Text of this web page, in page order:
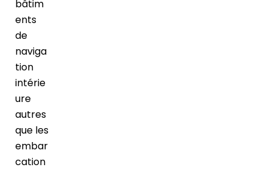
bâtim
ents
de
naviga
tion
intérie
ure
autres
que les
embar
cation